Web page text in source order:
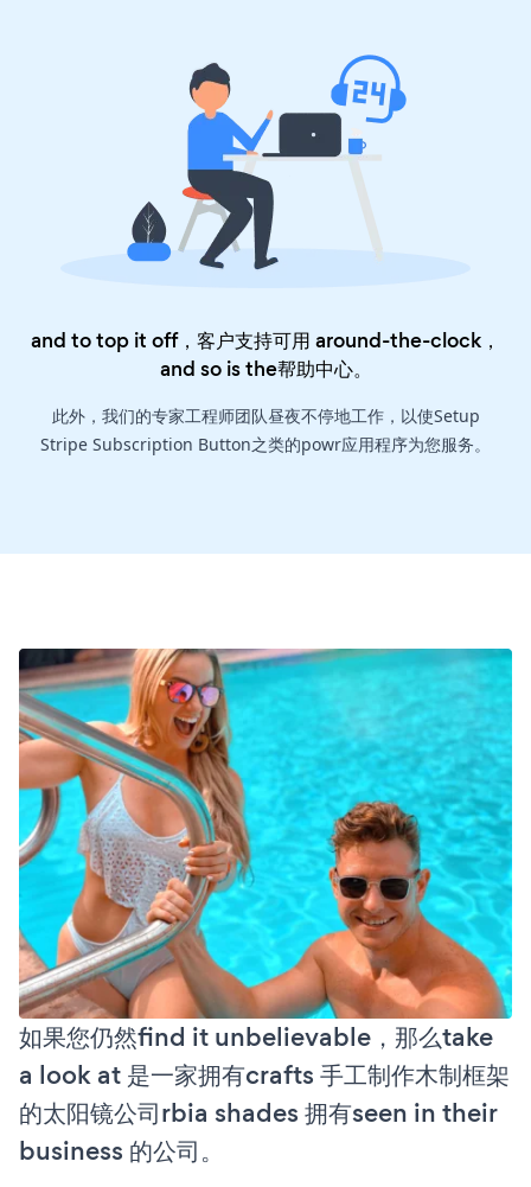
and to top it off，客户支持可用 around-the-clock，
and so is the帮助中心。
此外，我们的专家工程师团队昼夜不停地工作，以使Setup
Stripe Subscription Button之类的powr应用程序为您服务。
如果您仍然find it unbelievable，那么take
a look at 是一家拥有crafts 手工制作木制框架
的太阳镜公司rbia shades 拥有seen in their
business 的公司。